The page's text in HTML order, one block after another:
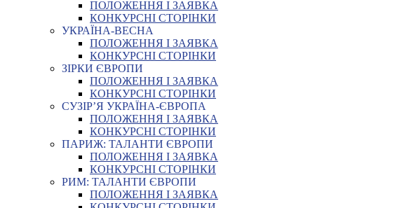
ПОЛОЖЕННЯ І ЗАЯВКА
КОНКУРСНІ СТОРІНКИ
УКРАЇНА-ВЕСНА
ПОЛОЖЕННЯ І ЗАЯВКА
КОНКУРСНІ СТОРІНКИ
ЗІРКИ ЄВРОПИ
ПОЛОЖЕННЯ І ЗАЯВКА
КОНКУРСНІ СТОРІНКИ
СУЗІР’Я УКРАЇНА-ЄВРОПА
ПОЛОЖЕННЯ І ЗАЯВКА
КОНКУРСНІ СТОРІНКИ
ПАРИЖ: ТАЛАНТИ ЄВРОПИ
ПОЛОЖЕННЯ І ЗАЯВКА
КОНКУРСНІ СТОРІНКИ
РИМ: ТАЛАНТИ ЄВРОПИ
ПОЛОЖЕННЯ І ЗАЯВКА